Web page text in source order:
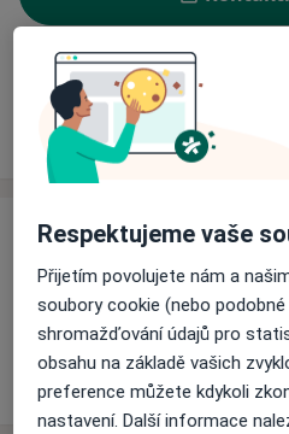
Ceník Adresy
Ceník
Informace o službách a
Tento specialista ještě
svých
Respektujeme vaše
Přijetím povolujete nám a
soubory cookie (nebo
shromažďování údajů pro
obsahu na základě vašich
preference můžete kdykoli
nastavení. Další informace